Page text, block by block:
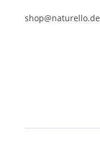
shop@naturello.de